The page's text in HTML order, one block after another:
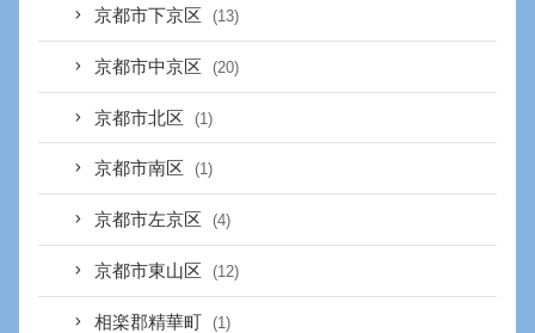
京都市下京区 (13)
京都市中京区 (20)
京都市北区 (1)
京都市南区 (1)
京都市左京区 (4)
京都市東山区 (12)
相楽郡精華町 (1)